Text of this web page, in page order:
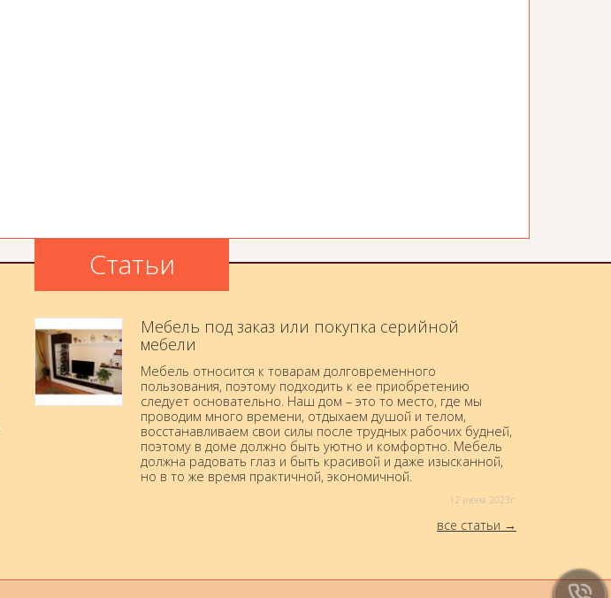
Статьи
Мебель под заказ или покупка серийной
мебели
Мебель относится к товарам долговременного
пользования, поэтому подходить к ее приобретению
следует основательно. Наш дом – это то место, где мы
проводим много времени, отдыхаем душой и телом,
восстанавливаем свои силы после трудных рабочих будней,
поэтому в доме должно быть уютно и комфортно. Мебель
должна радовать глаз и быть красивой и даже изысканной,
но в то же время практичной, экономичной.
12 июня 2023г.
все статьи